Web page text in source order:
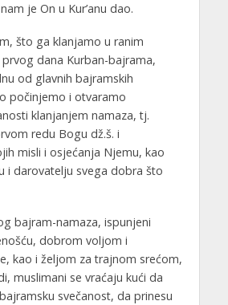
je On u Kur’anu dao.
što ga klanjamo u ranim
dana Kurban-bajrama,
od glavnih bajramskih
počinjemo i otvaramo
klanjanjem namaza, tj.
redu Bogu dž.š. i
misli i osjećanja Njemu, kao
i darovatelju svega dobra što
bajram-namaza, ispunjeni
dobrom voljom i
kao i željom za trajnom srećom,
muslimani se vraćaju kući da
svečanost, da prinesu